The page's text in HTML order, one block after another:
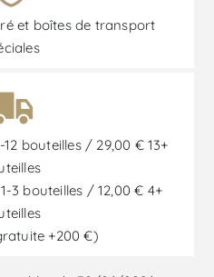
et boîtes de transport
12 bouteilles / 29,00 € 13+
3 bouteilles / 12,00 € 4+
+200 €)